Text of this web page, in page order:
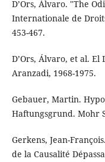
D’Ors, Álvaro. "The
Internationale de
453-467.
D’Ors, Álvaro, et al. El
Aranzadi, 1968-1975.
Gebauer, Martin.
Haftungsgrund. Mohr
Gerkens, Jean-
de la Causalité